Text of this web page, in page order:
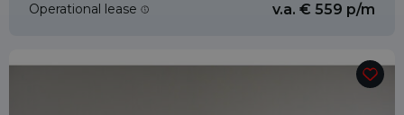
Operational lease v.a. € 559 p/m